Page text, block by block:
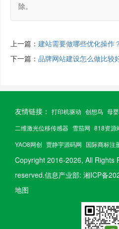
除。
上一篇：建站需要做哪些优化操作
下一篇：品牌网站建设怎么做比较
友情链接： 打印机驱动 创想鸟 母
二维激光位移传感器 雪茄网 818资源
YAO8网创 贾静宇源码网 国际商标注
Copyright 2016-2026, All Rights
reserved.信息产业部: 湘ICP备
地图